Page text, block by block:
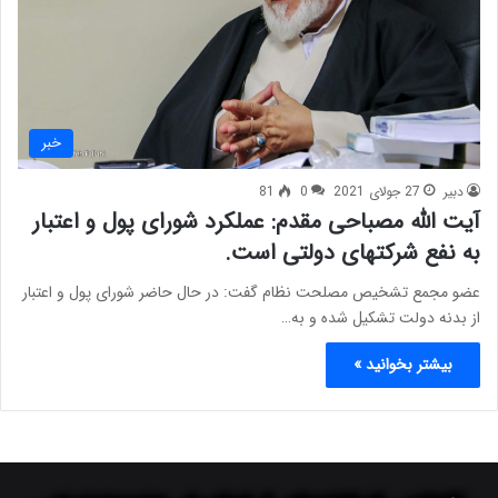
خبر
دبیر 27 جولای 2021 0
81
آیت الله مصباحی مقدم: عملکرد شورای پول و اعتبار
به نفع شرکتهای دولتی است.
عضو مجمع تشخیص مصلحت نظام گفت: در حال حاضر شورای پول و اعتبار
از بدنه دولت تشکیل شده و به…
بیشتر بخوانید »